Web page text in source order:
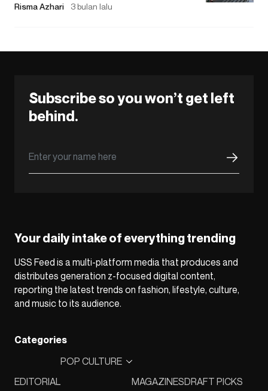
Risma Azhari 3 bulan lalu
Subscribe so you won’t get left
behind.
Your daily intake of everything trending
USS Feed is a multi-platform media that produces and
distributes generation z-focused digital content,
reporting the latest trends on fashion, lifestyle, culture,
and music to its audience.
Categories
EDITORIAL
POP CULTURE
MAGAZINESDRAFT PICKS